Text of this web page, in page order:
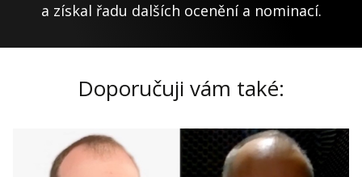
a získal řadu dalších ocenění a nominací.
Doporučuji vám také: